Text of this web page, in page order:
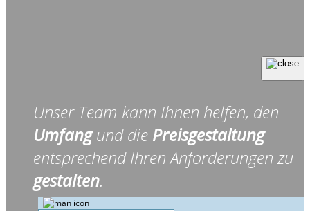
Unser Team kann Ihnen helfen, den
Umfangund die Preisgestaltung
entsprechend Ihren Anforderungen zu
gestalten.